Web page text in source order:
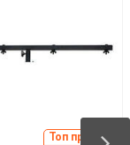
Топ продаж